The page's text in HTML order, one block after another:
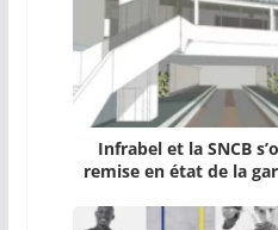
Infrabel et la SNCB
remise en état de la